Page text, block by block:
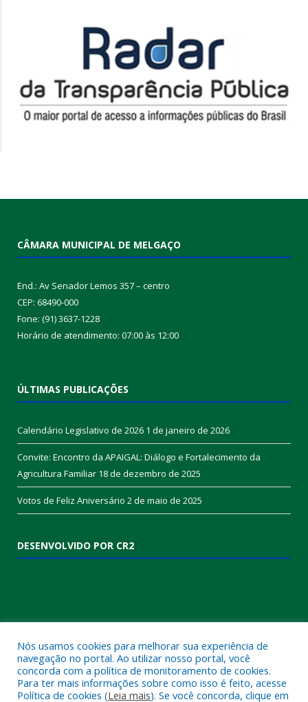
CÂMARA MUNICIPAL DE MELGAÇO
End.: Av Senador Lemos 357 – centro
CEP: 68490-000
Fone: (91) 3637-1228
Horário de atendimento: 07:00 às 12:00
ÚLTIMAS PUBLICAÇÕES
Calendário Legislativo de 2026 1 de janeiro de 2026
Convite: Encontro da APAIGAL: Diálogo e Fortalecimento da
Agricultura Familiar 18 de dezembro de 2025
Votos de Feliz Aniversário 2 de maio de 2025
DESENVOLVIDO POR CR2
Muito mais quecriar siteousistema para prefeituras!
Realizamos umaassessoriacompleta, onde garantimos em
Nós usamos cookies para melhorar sua experiência de
navegação no portal. Ao utilizar nosso portal, você
concorda com a política de monitoramento de cookies.
Para ter mais informações sobre como isso é feito, acesse
Política de cookies (Leia mais). Se você concorda, clique em